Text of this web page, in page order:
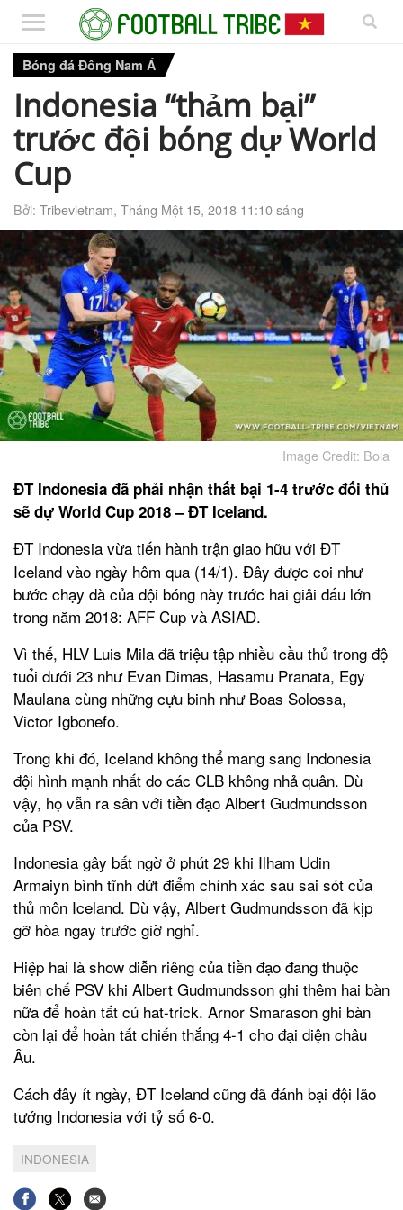
Bóng đá Đông Nam Á
Indonesia “thảm bại”
trước đội bóng dự World
Cup
Bởi: Tribevietnam, Tháng Một 15, 2018 11:10 sáng
Image Credit: Bola
ĐT Indonesia đã phải nhận thất bại 1-4 trước đối thủ
sẽ dự World Cup 2018 – ĐT Iceland.
ĐT Indonesia vừa tiến hành trận giao hữu với ĐT
Iceland vào ngày hôm qua (14/1). Đây được coi như
bước chạy đà của đội bóng này trước hai giải đấu lớn
trong năm 2018: AFF Cup và ASIAD.
Vì thế, HLV Luis Mila đã triệu tập nhiều cầu thủ trong độ
tuổi dưới 23 như Evan Dimas, Hasamu Pranata, Egy
Maulana cùng những cựu binh như Boas Solossa,
Victor Igbonefo.
Trong khi đó, Iceland không thể mang sang Indonesia
đội hình mạnh nhất do các CLB không nhả quân. Dù
vậy, họ vẫn ra sân với tiền đạo Albert Gudmundsson
của PSV.
Indonesia gây bất ngờ ở phút 29 khi Ilham Udin
Armaiyn bình tĩnh dứt điểm chính xác sau sai sót của
thủ môn Iceland. Dù vậy, Albert Gudmundsson đã kịp
gỡ hòa ngay trước giờ nghỉ.
Hiệp hai là show diễn riêng của tiền đạo đang thuộc
biên chế PSV khi Albert Gudmundsson ghi thêm hai bàn
nữa để hoàn tất cú hat-trick. Arnor Smarason ghi bàn
còn lại để hoàn tất chiến thắng 4-1 cho đại diện châu
Âu.
Cách đây ít ngày, ĐT Iceland cũng đã đánh bại đội lão
tướng Indonesia với tỷ số 6-0.
INDONESIA